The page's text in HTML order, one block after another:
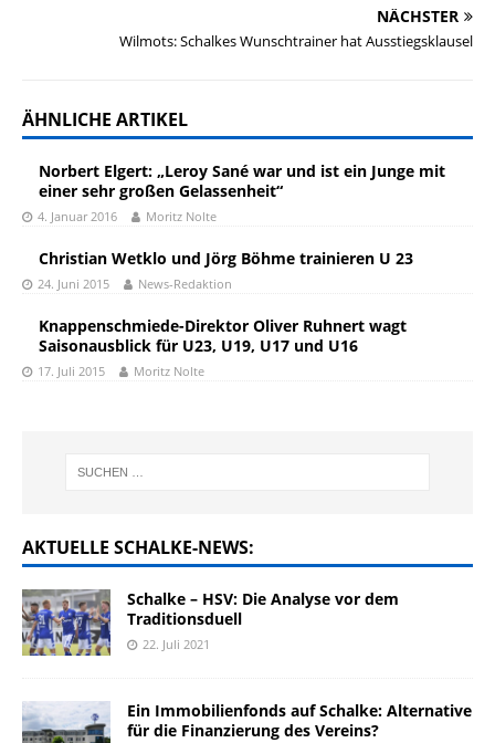
NÄCHSTER
Wilmots: Schalkes Wunschtrainer hat Ausstiegsklausel
ÄHNLICHE ARTIKEL
Norbert Elgert: „Leroy Sané war und ist ein Junge mit
einer sehr großen Gelassenheit“
4. Januar 2016 Moritz Nolte
Christian Wetklo und Jörg Böhme trainieren U 23
24. Juni 2015 News-Redaktion
Knappenschmiede-Direktor Oliver Ruhnert wagt
Saisonausblick für U23, U19, U17 und U16
17. Juli 2015 Moritz Nolte
AKTUELLE SCHALKE-NEWS:
Schalke – HSV: Die Analyse vor dem
Traditionsduell
22. Juli 2021
Ein Immobilienfonds auf Schalke: Alternative
für die Finanzierung des Vereins?